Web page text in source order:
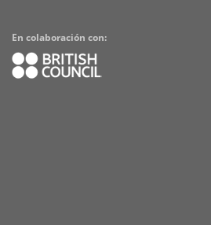
En colaboración con: